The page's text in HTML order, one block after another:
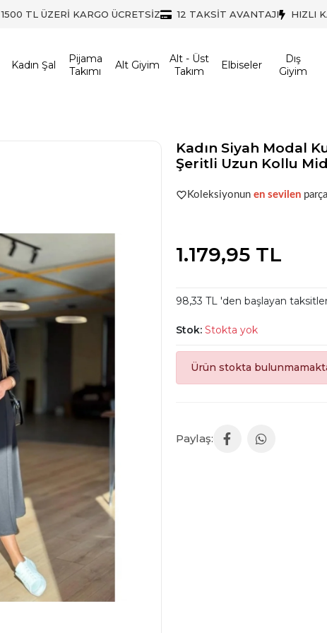
1500 TL ÜZERİ KARGO ÜCRETSİZ 12 TAKSİT AVANTAJI HIZLI
Kadın Şal
Pijama
Takımı
Alt Giyim
Alt - Üst
Takım
Elbiseler
Dış
Giyim
Kadın Siyah Modal
Şeritli Uzun Kollu
Acele et!Stoklar hızla
Koleksiyonun en sevilen
1.179,95 TL
98,33 TL 'den başlayan
Stok: Stokta yok
Ürün stokta